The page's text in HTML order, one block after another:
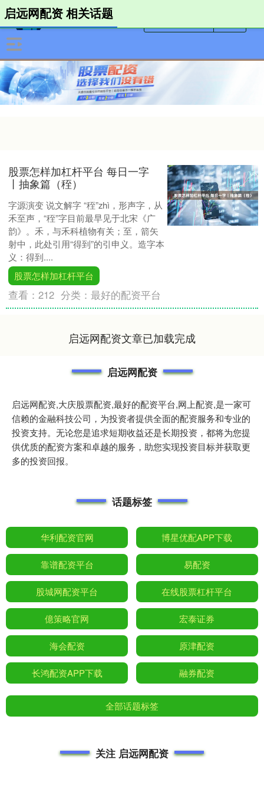
启远网配资 相关话题
股票怎样加杠杆平台 每日一字
丨抽象篇（秷）
字源演变 说文解字 “秷”zhì，形声字，从
禾至声，“秷”字目前最早见于北宋《广
韵》。禾，与禾科植物有关；至，箭矢
射中，此处引用“得到”的引申义。造字本
义：得到....
股票怎样加杠杆平台
查看：212 分类：最好的配资平台
启远网配资文章已加载完成
启远网配资
启远网配资,大庆股票配资,最好的配资平台,网上配资,是一家可
信赖的金融科技公司，为投资者提供全面的配资服务和专业的
投资支持。无论您是追求短期收益还是长期投资，都将为您提
供优质的配资方案和卓越的服务，助您实现投资目标并获取更
多的投资回报。
话题标签
华利配资官网 博星优配APP下载
靠谱配资平台 易配资
股城网配资平台 在线股票杠杆平台
億策略官网 宏泰证券
海会配资 原津配资
长鸿配资APP下载 融券配资
全部话题标签
关注 启远网配资